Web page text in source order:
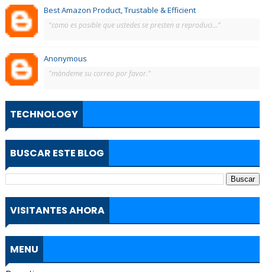
Best Amazon Product, Trustable & Efficient
"como es posible que ustedes se presten a reproduci..."
Anonymous
"màndeme su correo por favor."
TECHNOLOGY
BUSCAR ESTE BLOG
VISITANTES AHORA
MENU